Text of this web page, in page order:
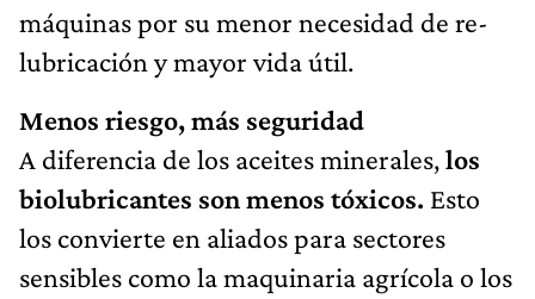
máquinas por su menor necesidad de re-
lubricación y mayor vida útil.
Menos riesgo, más seguridad
A diferencia de los aceites minerales,los
biolubricantes son menos tóxicos. Esto
los convierte en aliados para sectores
sensibles como la maquinaria agrícola o los